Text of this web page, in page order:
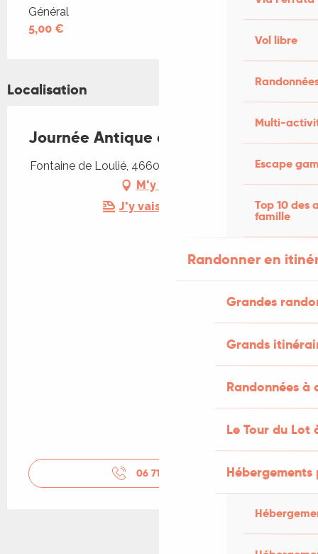
Vol libre
Multi-
Escape
Top 10 des
famille
Randonner en
Grandes
Grands
Randonnées
Le Tour du Lot
Tarifs 2026
Général
5,00 €
Localisation
Journée Antique d'Uxellodunum
Fontaine de Loulié, 46600 Saint-Denis-lès-Martel
M'y rendre
J'y vais en train !
06 71 84 51